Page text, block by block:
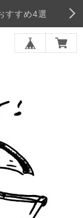
すすめ4選